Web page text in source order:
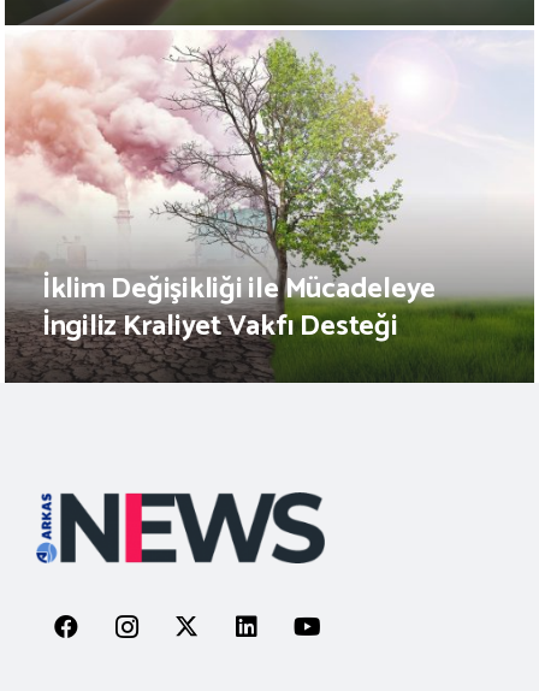
İklim Değişikliği ile Mücadeleye
İngiliz Kraliyet Vakfı Desteği